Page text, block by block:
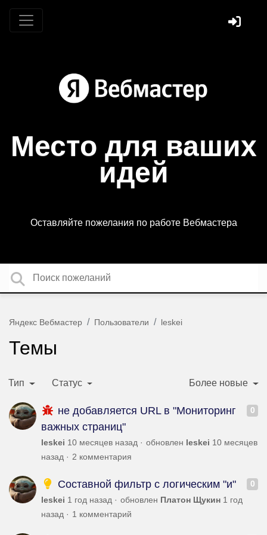
Место для ваших
идей
Оставляйте пожелания по работе Вебмастера
Яндекс Вебмастер Пользователи leskei
Темы
Тип Статус Более новые
0
не добавляется URL в "Мониторинг
важных страниц"
leskei 10 месяцев назад обновлен leskei 10 месяцев
назад
2 комментария
0
Составной фильтр с логическим "и"
leskei 1 год назад обновлен Платон Щукин 1 год
назад
1 комментарий